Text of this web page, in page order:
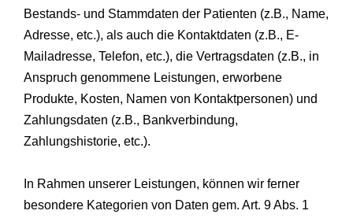
Bestands- und Stammdaten der Patienten (z.B., Name,
Adresse, etc.), als auch die Kontaktdaten (z.B., E-
Mailadresse, Telefon, etc.), die Vertragsdaten (z.B., in
Anspruch genommene Leistungen, erworbene
Produkte, Kosten, Namen von Kontaktpersonen) und
Zahlungsdaten (z.B., Bankverbindung,
Zahlungshistorie, etc.).
In Rahmen unserer Leistungen, können wir ferner
besondere Kategorien von Daten gem. Art. 9 Abs. 1